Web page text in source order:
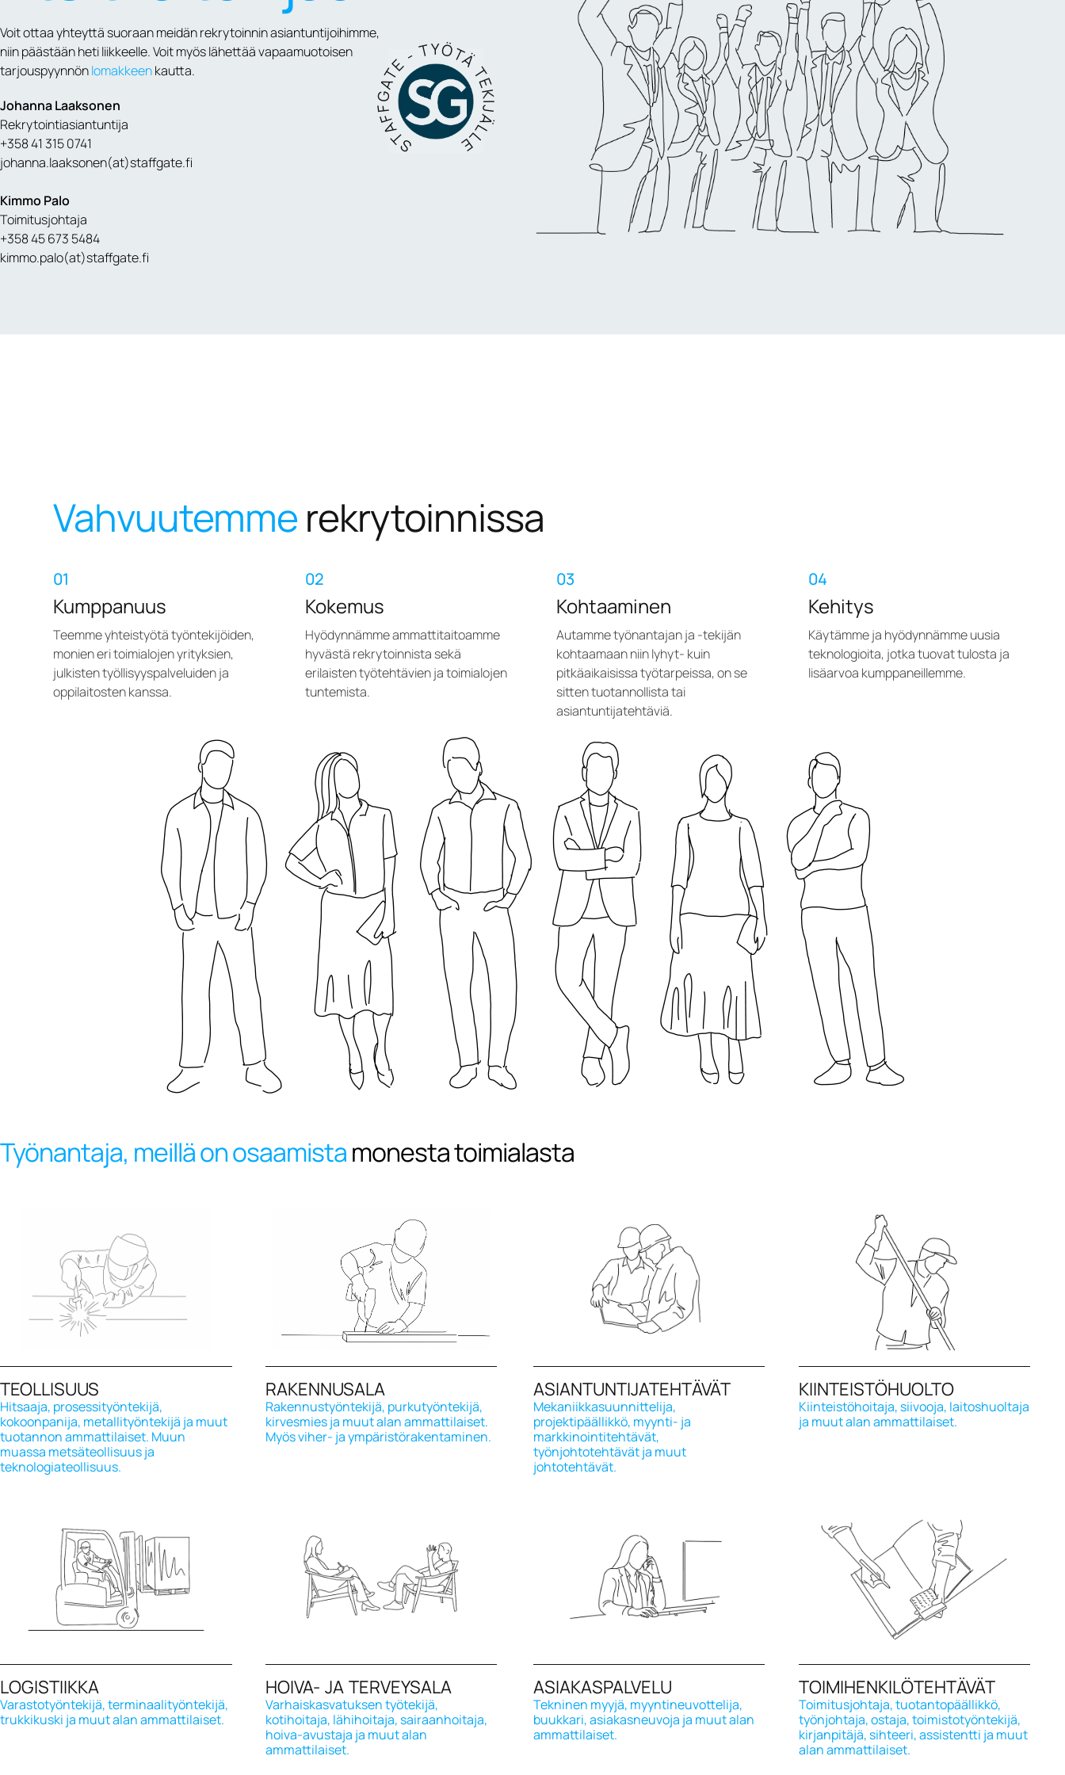
Voit ottaa yhteyttä suoraan meidän rekrytoinnin asiantuntijoihimme,
niin päästään heti liikkeelle. Voit myös lähettää vapaamuotoisen
tarjouspyynnönlomakkeenkautta.
Johanna Laaksonen
Rekrytointiasiantuntija
+358 41 315 0741
johanna.laaksonen(at)staffgate.fi
Kimmo Palo
Toimitusjohtaja
+358 45 673 5484
kimmo.palo(at)staffgate.fi
STAFFGATE - TYÖTÄ TEKIJÄLLE
Vahvuutemmerekrytoinnissa
01
Kumppanuus
Teemme yhteistyötä työntekijöiden,
monien eri toimialojen yrityksien,
julkisten työllisyyspalveluiden ja
oppilaitosten kanssa.
02
Kokemus
Hyödynnämme ammattitaitoamme
hyvästä rekrytoinnista sekä
erilaisten työtehtävien ja toimialojen
tuntemista.
03
Kohtaaminen
Autamme työnantajan ja -tekijän
kohtaamaan niin lyhyt- kuin
pitkäaikaisissa työtarpeissa, on se
sitten tuotannollista tai
asiantuntijatehtäviä.
04
Kehitys
Käytämme ja hyödynnämme uusia
teknologioita, jotka tuovat tulosta ja
lisäarvoa kumppaneillemme.
Työnantaja, meillä onosaamistamonesta toimialasta
TEOLLISUUS
Hitsaaja, prosessityöntekijä,
kokoonpanija, metallityöntekijä ja muut
tuotannon ammattilaiset. Muun
muassa metsäteollisuus ja
teknologiateollisuus.
RAKENNUSALA
Rakennustyöntekijä, purkutyöntekijä,
kirvesmies ja muut alan ammattilaiset.
Myös viher- ja ympäristörakentaminen.
ASIANTUNTIJATEHTÄVÄT
Mekaniikkasuunnittelija,
projektipäällikkö, myynti- ja
markkinointitehtävät,
työnjohtotehtävät ja muut
johtotehtävät.
KIINTEISTÖHUOLTO
Kiinteistöhoitaja, siivooja, laitoshuoltaja
ja muut alan ammattilaiset.
LOGISTIIKKA
Varastotyöntekijä, terminaalityöntekijä,
trukkikuski ja muut alan ammattilaiset.
HOIVA- JA TERVEYSALA
Varhaiskasvatuksen työtekijä,
kotihoitaja, lähihoitaja, sairaanhoitaja,
hoiva-avustaja ja muut alan
ammattilaiset.
ASIAKASPALVELU
Tekninen myyjä, myyntineuvottelija,
buukkari, asiakasneuvoja ja muut alan
ammattilaiset.
TOIMIHENKILÖTEHTÄVÄT
Toimitusjohtaja, tuotantopäällikkö,
työnjohtaja, ostaja, toimistotyöntekijä,
kirjanpitäjä, sihteeri, assistentti ja muut
alan ammattilaiset.